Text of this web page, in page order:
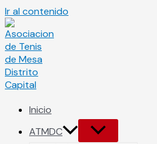
Ir al contenido
Inicio
ATMDC